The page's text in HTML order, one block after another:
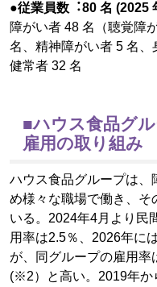
●従業員数︓80 名 (2025
障がい者 48 名（聴覚障
名、精神障がい者 5 名、
健常者 32 名
■ハウス食品グ
雇用の取り組み
ハウス食品グループは、
め様々な職場で働き、そ
いる。2024年4月より民
用率は2.5％、2026年に
が、同グループの雇用率
(※2）と高い。2019年か